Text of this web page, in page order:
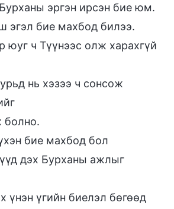
эргэн ирсэн бие юм.
эгэл бие махбод билээ.
юуг ч Түүнээс олж харахгүй
нь хэзээ ч сонсож
болно.
бие махбод бол
дэх Бурханы ажлыг
үнэн үгийн биелэл бөгөөд